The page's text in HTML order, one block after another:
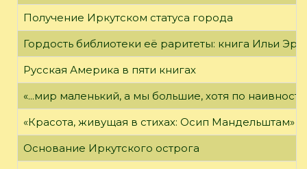
Получение Иркутском статуса города
Гордость библиотеки её раритеты: книга Ильи
Русская Америка в пяти книгах
«...мир маленький, а мы большие, хотя по
«Красота, живущая в стихах: Осип Мандельштам»
Основание Иркутского острога